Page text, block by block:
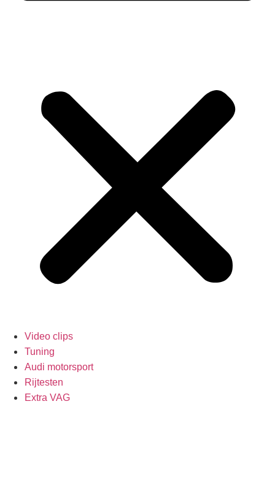
Video clips
Tuning
Audi motorsport
Rijtesten
Extra VAG